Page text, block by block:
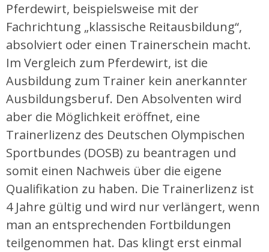
Pferdewirt, beispielsweise mit der
Fachrichtung „klassische Reitausbildung“,
absolviert oder einen Trainerschein macht.
Im Vergleich zum Pferdewirt, ist die
Ausbildung zum Trainer kein anerkannter
Ausbildungsberuf. Den Absolventen wird
aber die Möglichkeit eröffnet, eine
Trainerlizenz des Deutschen Olympischen
Sportbundes (DOSB) zu beantragen und
somit einen Nachweis über die eigene
Qualifikation zu haben. Die Trainerlizenz ist
4 Jahre gültig und wird nur verlängert, wenn
man an entsprechenden Fortbildungen
teilgenommen hat. Das klingt erst einmal